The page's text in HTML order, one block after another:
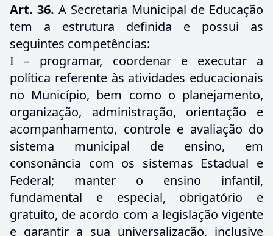
Art. 36. A Secretaria Municipal de Educação
tem a estrutura definida e possui as
seguintes competências:
I – programar, coordenar e executar a
política referente às atividades educacionais
no Município, bem como o planejamento,
organização, administração, orientação e
acompanhamento, controle e avaliação do
sistema municipal de ensino, em
consonância com os sistemas Estadual e
Federal; manter o ensino infantil,
fundamental e especial, obrigatório e
gratuito, de acordo com a legislação vigente
e garantir a sua universalização, inclusive